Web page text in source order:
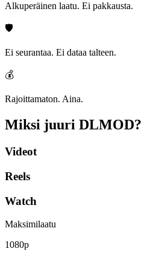
Alkuperäinen laatu. Ei pakkausta.
🛡️
Ei seurantaa. Ei dataa talteen.
💰
Rajoittamaton. Aina.
Miksi juuri DLMOD?
Videot
Reels
Watch
Maksimilaatu
1080p